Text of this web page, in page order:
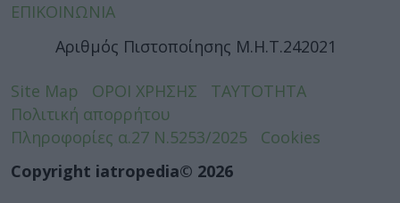
ΕΠΙΚΟΙΝΩΝΙΑ
Αριθμός Πιστοποίησης Μ.Η.Τ.242021
Site Map ΟΡΟΙ ΧΡΗΣΗΣ
ΤΑΥΤΟΤΗΤΑ
Πολιτική απορρήτου
Πληροφορίες α.27 Ν.5253/2025
Cookies
Copyright iatropedia© 2026